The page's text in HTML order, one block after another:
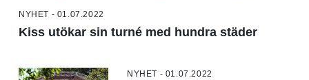
NYHET - 01.07.2022
Kiss utökar sin turné med hundra städer
NYHET - 01.07.2022